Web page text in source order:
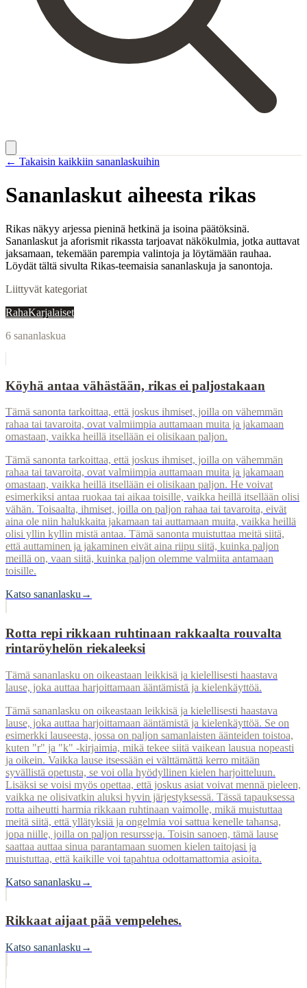
← Takaisin kaikkiin sananlaskuihin
Sananlaskut aiheesta rikas
Rikas näkyy arjessa pieninä hetkinä ja isoina päätöksinä.
Sananlaskut ja aforismit rikassta tarjoavat näkökulmia, jotka auttavat
jaksamaan, tekemään parempia valintoja ja löytämään rauhaa.
Löydät tältä sivulta Rikas-teemaisia sananlaskuja ja sanontoja.
Liittyvät kategoriat
RahaKarjalaiset
6 sananlaskua
Köyhä antaa vähästään, rikas ei paljostakaan
Tämä sanonta tarkoittaa, että joskus ihmiset, joilla on vähemmän
rahaa tai tavaroita, ovat valmiimpia auttamaan muita ja jakamaan
omastaan, vaikka heillä itsellään ei olisikaan paljon.
Tämä sanonta tarkoittaa, että joskus ihmiset, joilla on vähemmän
rahaa tai tavaroita, ovat valmiimpia auttamaan muita ja jakamaan
omastaan, vaikka heillä itsellään ei olisikaan paljon. He voivat
esimerkiksi antaa ruokaa tai aikaa toisille, vaikka heillä itsellään olisi
vähän. Toisaalta, ihmiset, joilla on paljon rahaa tai tavaroita, eivät
aina ole niin halukkaita jakamaan tai auttamaan muita, vaikka heillä
olisi yllin kyllin mistä antaa. Tämä sanonta muistuttaa meitä siitä,
että auttaminen ja jakaminen eivät aina riipu siitä, kuinka paljon
meillä on, vaan siitä, kuinka paljon olemme valmiita antamaan
toisille.
Katso sananlasku →
Rotta repi rikkaan ruhtinaan rakkaalta rouvalta
rintaröyhelön riekaleeksi
Tämä sananlasku on oikeastaan leikkisä ja kielellisesti haastava
lause, joka auttaa harjoittamaan ääntämistä ja kielenkäyttöä.
Tämä sananlasku on oikeastaan leikkisä ja kielellisesti haastava
lause, joka auttaa harjoittamaan ääntämistä ja kielenkäyttöä. Se on
esimerkki lauseesta, jossa on paljon samanlaisten äänteiden toistoa,
kuten "r" ja "k" -kirjaimia, mikä tekee siitä vaikean lausua nopeasti
ja oikein. Vaikka lause itsessään ei välttämättä kerro mitään
syvällistä opetusta, se voi olla hyödyllinen kielen harjoitteluun.
Lisäksi se voisi myös opettaa, että joskus asiat voivat mennä pieleen,
vaikka ne olisivatkin aluksi hyvin järjestyksessä. Tässä tapauksessa
rotta aiheutti harmia rikkaan ruhtinaan vaimolle, mikä muistuttaa
meitä siitä, että yllätyksiä ja ongelmia voi sattua kenelle tahansa,
jopa niille, joilla on paljon resursseja. Toisin sanoen, tämä lause
saattaa auttaa sinua parantamaan suomen kielen taitojasi ja
muistuttaa, että kaikille voi tapahtua odottamattomia asioita.
Katso sananlasku →
Rikkaat aijaat pää vempelehes.
Katso sananlasku →